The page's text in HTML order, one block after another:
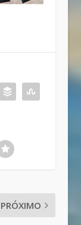
PRÓXIMO